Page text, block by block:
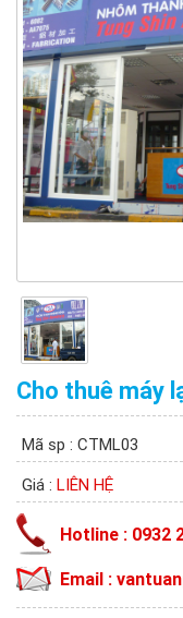
Cho thuê máy
Mã sp : CTML03
Giá : LIÊN HỆ
Hotline : 0932
Email :